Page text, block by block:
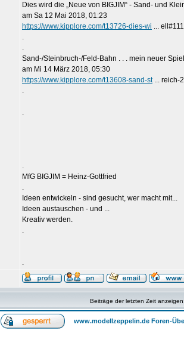
Dies wird die „Neue von BIGJIM“ - Sand- und
am Sa 12 Mai 2018, 01:23
https://www.kipplore.com/t13726-dies-wi ...
.
.
Sand-/Steinbruch-/Feld-Bahn . . . mein neuer
am Mi 14 März 2018, 05:30
https://www.kipplore.com/t13608-sand-st... reich-
.
.
.
MfG BIGJIM = Heinz-Gottfried
.
Ideen entwickeln - sind gesucht, wer macht mit...
Ideen austauschen - und ...
Kreativ werden.
.
.
Beiträge der letzten Zeit
www.modellzeppelin.de Foren-